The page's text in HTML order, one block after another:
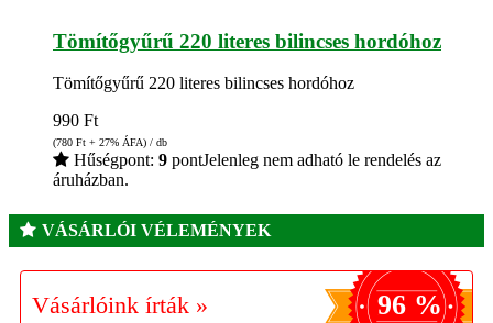
Tömítőgyűrű 220 literes bilincses hordóhoz
Tömítőgyűrű 220 literes bilincses hordóhoz
990 Ft
(780 Ft + 27% ÁFA) / db
Hűségpont: 9 pontJelenleg nem adható le rendelés az
áruházban.
VÁSÁRLÓI VÉLEMÉNYEK
Vásárlóink írták » 96 %